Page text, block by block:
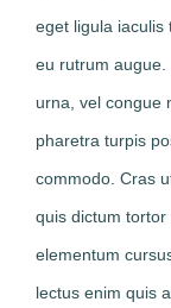
eget ligula iaculis
eu rutrum
urna, vel congue
pharetra turpis
commodo. Cras
quis dictum
elementum
lectus enim quis